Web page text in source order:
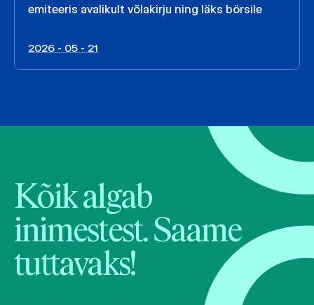
emiteeris avalikult võlakirju ning läks börsile
2026 - 05 - 21
Kõik algab
inimestest. Saame
tuttavaks!